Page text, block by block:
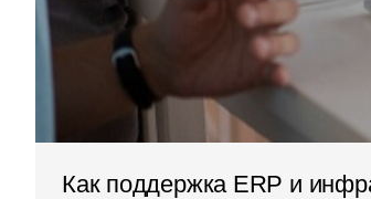
Как поддержка ERP и